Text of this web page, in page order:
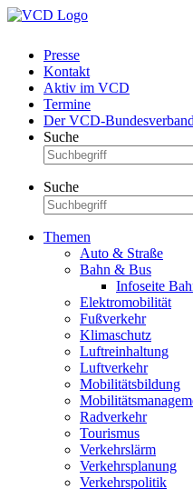
Presse
Kontakt
Aktiv im VCD
Termine
Der VCD-Bundesverband
Suche
Suche
Themen
Auto & Straße
Bahn & Bus
Infoseite
Elektromobilität
Fußverkehr
Klimaschutz
Luftreinhaltung
Luftverkehr
Mobilitätsbildung
Radverkehr
Tourismus
Verkehrslärm
Verkehrsplanung
Verkehrspolitik